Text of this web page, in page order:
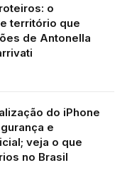
o
território que
de Antonella
do iPhone
e
veja o que
no Brasil